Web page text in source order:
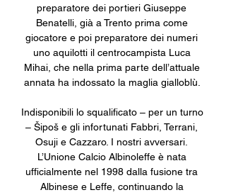
preparatore dei portieri Giuseppe
Benatelli, già a Trento prima come
giocatore e poi preparatore dei numeri
uno aquilotti il centrocampista Luca
Mihai, che nella prima parte dell’attuale
annata ha indossato la maglia gialloblù.
Indisponibili lo squalificato – per un turno
– Šipoš e gli infortunati Fabbri, Terrani,
Osuji e Cazzaro. I nostri avversari.
L’Unione Calcio Albinoleffe è nata
ufficialmente nel 1998 dalla fusione tra
Albinese e Leffe, continuando la